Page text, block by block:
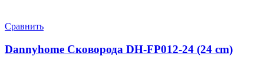
Сравнить
Dannyhome Сковорода DH-FP012-24 (24 cm)